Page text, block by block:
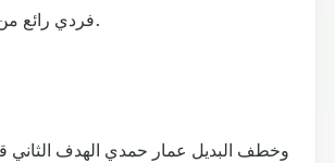
فردي رائع من رمضان صبحي.
وخطف البديل عمار حمدي الهدف